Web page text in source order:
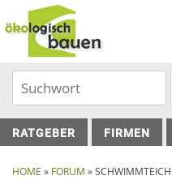
to
content
RATGEBER FIRMEN
HOME » FORUM »